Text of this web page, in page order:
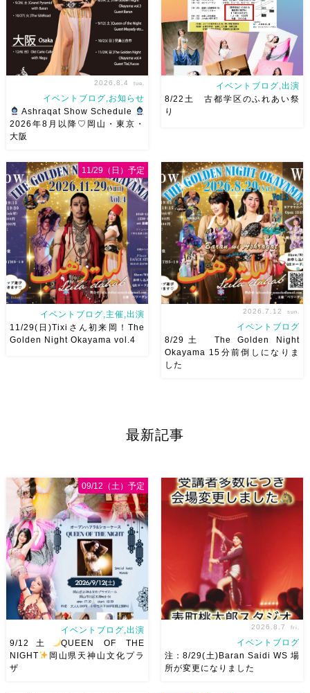
ましょー […]
で、安心♡駅からもバスで天満
屋バスス […]
です♡皆様にお会いできますよ
うに
ご予約はメッセージく
ださい
お待ちしています
Ashraqat Show Schedule
岡山・8/22(土) […]
2026.8.4 tue.
イベントブログ,お知らせ
Ashraqat Show Schedule
2026年8月以降♡岡山・東京・
大阪
りにて踊らせていただきます♡
太鼓も叩くよー！私たちは
18:40頃から出演です屋台も出
てとても楽しいお祭りになりそ
う
私たちも踊った後は祭り
を楽しみます
遊びにいら
[…]
イベントブログ,出演
8/22土 古都学区のふれあい祭
り
Show 】 Guest DancerTixi
イベントブログ,主催,出演
11/29(日)Tixiさん初来岡！The
Golden Night Okayama vol.4
11/29（日）予定
踊ってくれます♡ 東京から参
2026.7.12 sun.
イベントブログ
8/29土 The Golden Night
Okayama 15分前倒しになりま
した
最新記事
イベントブログ,出演
9/12土
QUEEN OF THE
NIGHT
岡山県天神山文化プラ
ザ
09/12（土）予定
2026.8.7 fri.
イベントブログ
注：8/29(土)Baran Saidi WS 場
所が変更になりました